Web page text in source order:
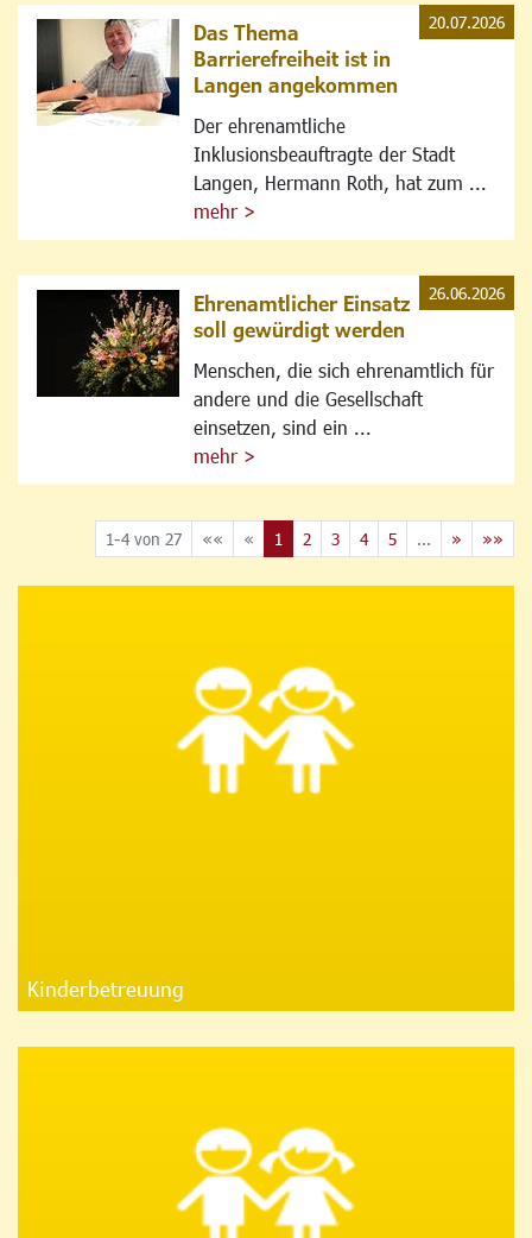
Das Thema
Barrierefreiheit ist in
Langen angekommen
Der ehrenamtliche
Inklusionsbeauftragte der Stadt
Langen, Hermann Roth, hat zum ...
mehr >
20.07.2026
Ehrenamtlicher Einsatz
soll gewürdigt werden
Menschen, die sich ehrenamtlich für
andere und die Gesellschaft
einsetzen, sind ein ...
mehr >
26.06.2026
1-4 von 27 «« « 1 2 3 4 5 ... » »»
Kinderbetreuung